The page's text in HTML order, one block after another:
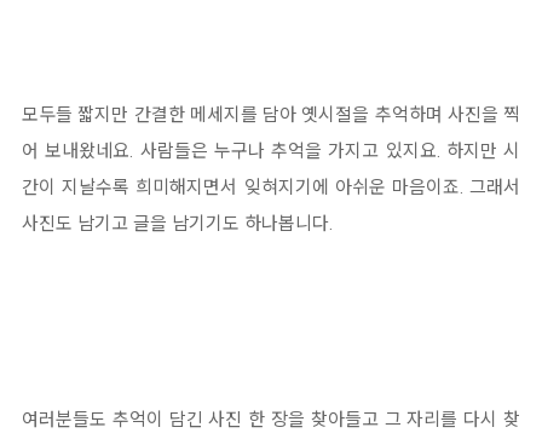
모두들 짧지만 간결한 메세지를 담아 옛시절을 추억하며 사진을 찍
어 보내왔네요. 사람들은 누구나 추억을 가지고 있지요. 하지만 시
간이 지날수록 희미해지면서 잊혀지기에 아쉬운 마음이죠. 그래서
사진도 남기고 글을 남기기도 하나봅니다.
여러분들도 추억이 담긴 사진 한 장을 찾아들고 그 자리를 다시 찾